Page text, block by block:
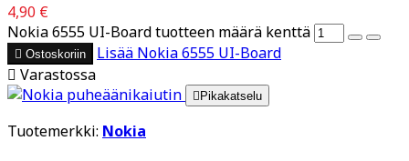
4,90 €
Nokia 6555 UI-Board tuotteen määrä kenttä
 Ostoskoriin Lisää Nokia 6555 UI-Board
 Varastossa
 Pikakatselu
Tuotemerkki: Nokia